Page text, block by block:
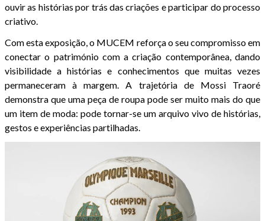
ouvir as histórias por trás das criações e participar do processo
criativo.
Com esta exposição, o MUCEM reforça o seu compromisso em
conectar o património com a criação contemporânea, dando
visibilidade a histórias e conhecimentos que muitas vezes
permaneceram à margem. A trajetória de Mossi Traoré
demonstra que uma peça de roupa pode ser muito mais do que
um item de moda: pode tornar-se um arquivo vivo de histórias,
gestos e experiências partilhadas.